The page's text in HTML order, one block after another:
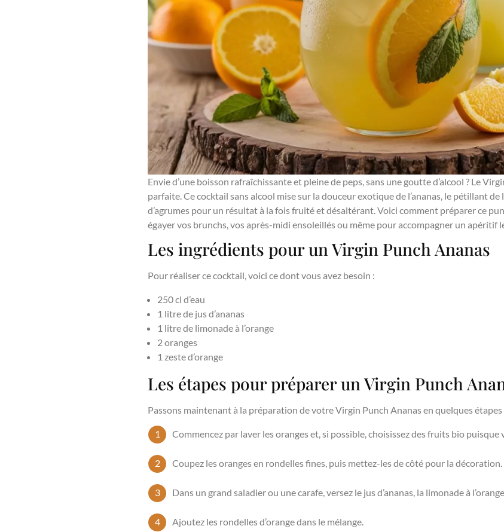
Envie d’une boisson rafraîchissante et pleine de peps, sans une goutte d’alcool ? Le
parfaite. Ce cocktail sans alcool mise sur la douceur exotique de l’ananas, le pétillant de
d’agrumes pour un résultat à la fois fruité et désaltérant. Voici comment préparer ce
égayer vos brunchs, vos après-midi ensoleillés ou même pour accompagner un apéritif
Les ingrédients pour un Virgin Punch Ananas
Pour réaliser ce cocktail, voici ce dont vous avez besoin :
250 cl d’eau
1 litre de jus d’ananas
1 litre de limonade à l’orange
2 oranges
1 zeste d’orange
Les étapes pour préparer un Virgin Punch
Passons maintenant à la préparation de votre Virgin Punch Ananas en quelques étapes
Commencez par laver les oranges et, si possible, choisissez des fruits bio puisque
Coupez les oranges en rondelles fines, puis mettez-les de côté pour la décoration.
Dans un grand saladier ou une carafe, versez le jus d’ananas, la limonade à l’orange
Ajoutez les rondelles d’orange dans le mélange.